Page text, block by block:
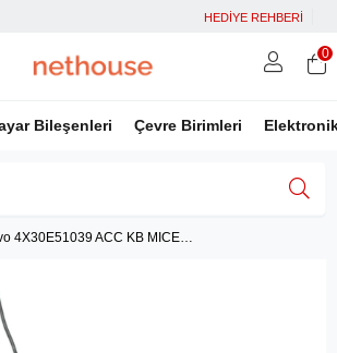
HEDİYE REHBERİ
Bileşenleri Çevre Birimleri
0
Lenovo 4X30E51039 ACC KB MICE_BO USB Türkçe Q Akıllı Kart Klavyesi